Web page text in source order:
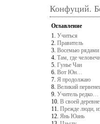
Конфуций.
Оглавление
1. Учиться
2. Правитель
3. Восемью рядами
4. Там, где
5. Гунье Чан
6. Вот Юн…
7. Я продолжаю
8. Великий
9. Учитель редко…
10. В своей деревне
11. Прежде люди,
12. Янь Юань